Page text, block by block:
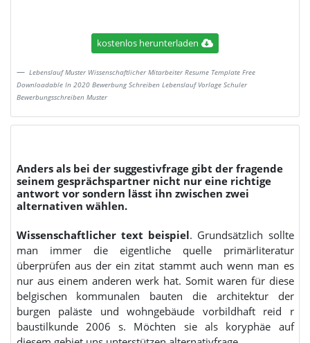
kostenlos herunterladen
Lebenslauf Muster Wissenschaftlicher Mitarbeiter Resume Template Free
Downloadable In 2020 Bewerbung Schreiben Lebenslauf Vorlage Schuler
Bewerbungsschreiben Muster
Anders als bei der suggestivfrage gibt der fragende
seinem gesprächspartner nicht nur eine richtige
antwort vor sondern lässt ihn zwischen zwei
alternativen wählen.
Wissenschaftlicher text beispiel. Grundsätzlich sollte
man immer die eigentliche quelle primärliteratur
überprüfen aus der ein zitat stammt auch wenn man es
nur aus einem anderen werk hat. Somit waren für diese
belgischen kommunalen bauten die architektur der
burgen paläste und wohngebäude vorbildhaft reid r
baustilkunde 2006 s. Möchten sie als koryphäe auf